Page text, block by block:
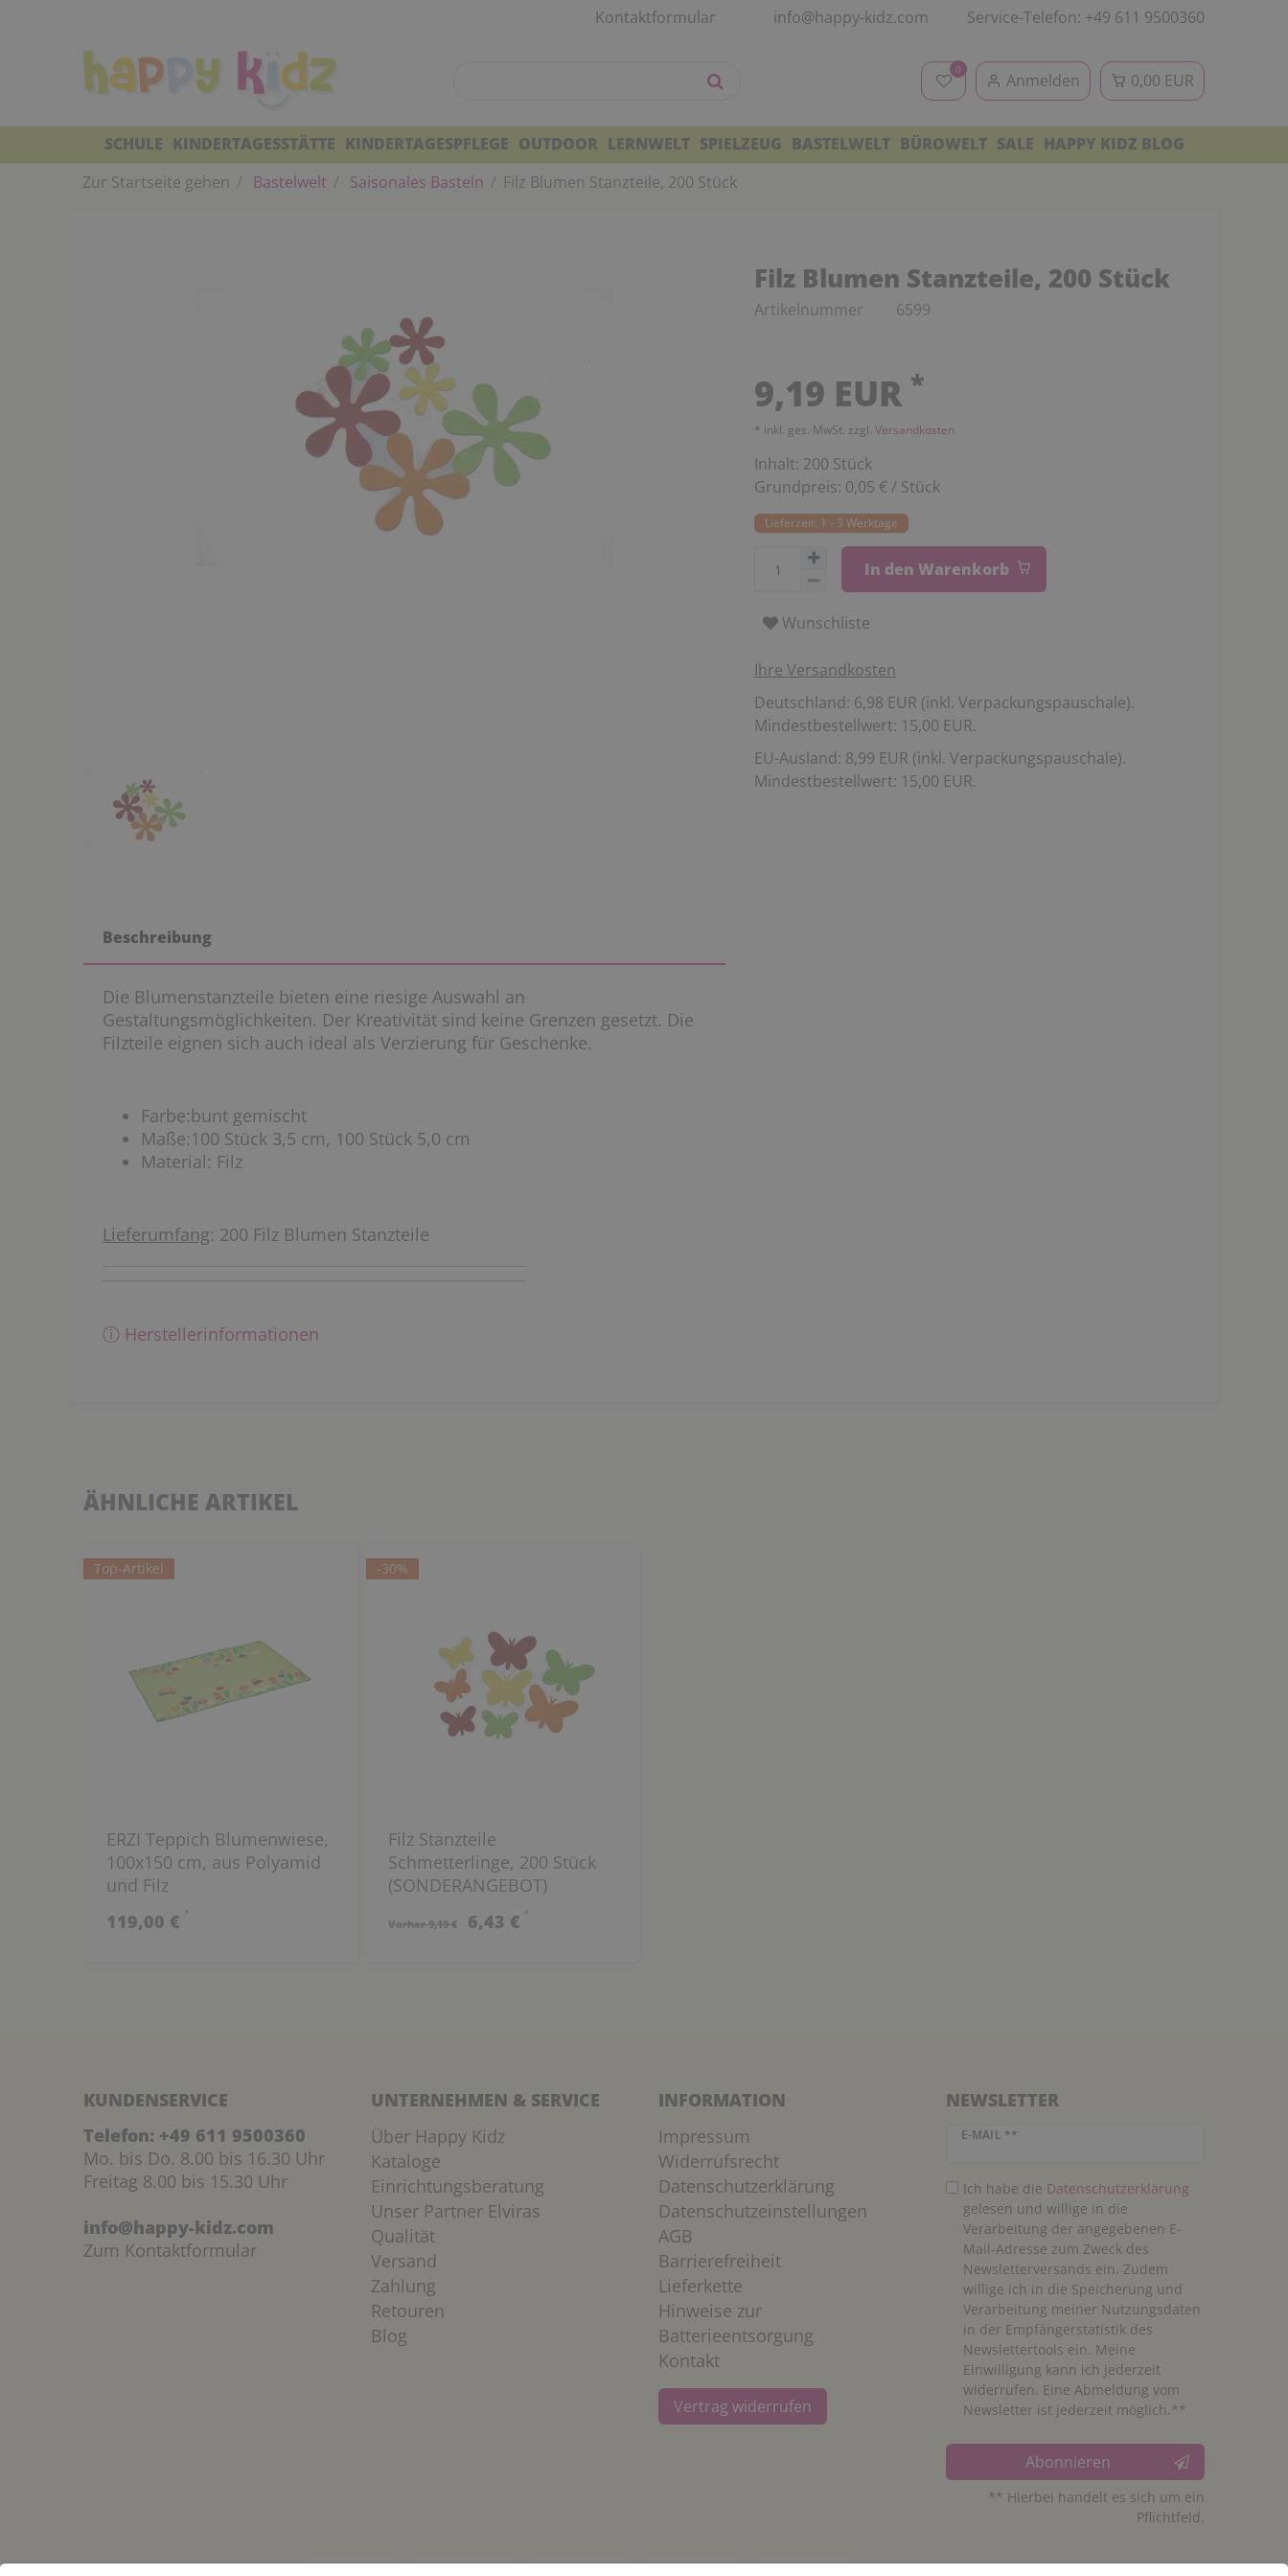
Kontaktformular info@happy-kidz.com Service-Telefon: +49 611 9500360
0
Anmelden 0,00 EUR
SCHULE KINDERTAGESSTÄTTE KINDERTAGESPFLEGE OUTDOOR LERNWELT SPIELZEUG BASTELWELT BÜROWELT SALE HAPPY KIDZ BLOG
Zur Startseite gehen
Bastelwelt Saisonales Basteln Filz Blumen Stanzteile, 200 Stück
Filz Blumen Stanzteile, 200 Stück
Artikelnummer 6599
9,19 EUR *
* inkl. ges. MwSt. zzgl. Versandkosten
Inhalt: 200 Stück
Grundpreis: 0,05 € / Stück
Lieferzeit: 1 - 3 Werktage
In den Warenkorb
Wunschliste
Ihre Versandkosten
Deutschland: 6,98 EUR (inkl. Verpackungspauschale).
Mindestbestellwert: 15,00 EUR.
EU-Ausland: 8,99 EUR (inkl. Verpackungspauschale).
Mindestbestellwert: 15,00 EUR.
Beschreibung
Die Blumenstanzteile bieten eine riesige Auswahl an
Gestaltungsmöglichkeiten. Der Kreativität sind keine Grenzen gesetzt. Die
Filzteile eignen sich auch ideal als Verzierung für Geschenke.
Farbe:bunt gemischt
Maße:100 Stück 3,5 cm, 100 Stück 5,0 cm
Material: Filz
Lieferumfang: 200 Filz Blumen Stanzteile
ⓘ Herstellerinformationen
ÄHNLICHE ARTIKEL
Top-Artikel
ERZI Teppich Blumenwiese,
100x150 cm, aus Polyamid
und Filz
119,00 € *
-30%
Filz Stanzteile
Schmetterlinge, 200 Stück
(SONDERANGEBOT)
Vorher 9,19 € 6,43 € *
KUNDENSERVICE
Telefon: +49 611 9500360
Mo. bis Do. 8.00 bis 16.30 Uhr
Freitag 8.00 bis 15.30 Uhr
info@happy-kidz.com
Zum Kontaktformular
UNTERNEHMEN & SERVICE
Über Happy Kidz
Kataloge
Einrichtungsberatung
Unser Partner Elviras
Qualität
Versand
Zahlung
Retouren
Blog
INFORMATION
Impressum
Widerrufsrecht
Datenschutzerklärung
Datenschutzeinstellungen
AGB
Barrierefreiheit
Lieferkette
Hinweise zur
Batterieentsorgung
Kontakt
Vertrag widerrufen
NEWSLETTER
E-MAIL **
Newsletter Honig
Ich habe die Daten­schutz­erklärung
gelesen und willige in die
Verarbeitung der angegebenen E-
Mail-Adresse zum Zweck des
Newsletterversands ein. Zudem
willige ich in die Speicherung und
Verarbeitung meiner Nutzungsdaten
in der Empfängerstatistik des
Newslettertools ein. Meine
Einwilligung kann ich jederzeit
widerrufen. Eine Abmeldung vom
Newsletter ist jederzeit möglich.**
Abonnieren
** Hierbei handelt es sich um ein
Pflichtfeld.